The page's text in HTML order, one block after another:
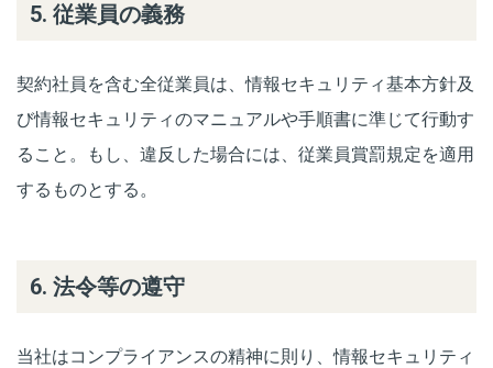
5. 従業員の義務
契約社員を含む全従業員は、情報セキュリティ基本方針及
び情報セキュリティのマニュアルや手順書に準じて行動す
ること。もし、違反した場合には、従業員賞罰規定を適用
するものとする。
6. 法令等の遵守
当社はコンプライアンスの精神に則り、情報セキュリティ